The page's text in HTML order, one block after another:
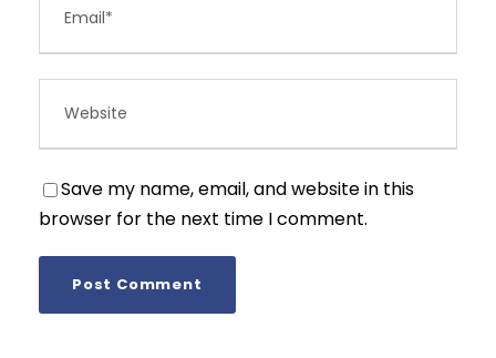
Save my name, email, and website in this
browser for the next time I comment.